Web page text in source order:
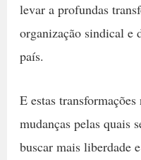
levar a profundas
organização sindical e
país.
E estas
mudanças pelas quais
buscar mais liberdade